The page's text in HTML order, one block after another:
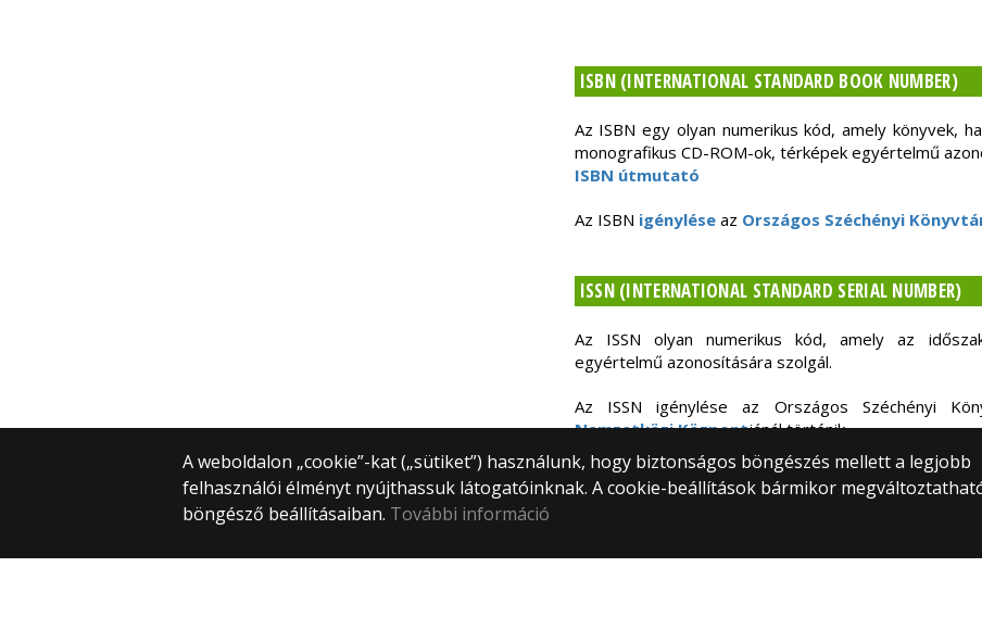
ISBN (INTERNATIONAL STANDARD BOOK NUMBER)
Az ISBN egy olyan numerikus kód, amely könyvek,
monografikus CD-ROM-ok, térképek egyértelmű
ISBN útmutató
Az ISBN igényléseaz Országos Széchényi
ISSN (INTERNATIONAL STANDARD SERIAL NUMBER)
Az ISSN olyan numerikus kód, amely az
egyértelmű azonosítására szolgál.
Az ISSN igénylése az Országos Széchényi
Nemzetközi Központjánál történik.
A weboldalon „cookie”-kat („sütiket”) használunk, hogy biztonságos böngészés mellett a legjobb
felhasználói élményt nyújthassuk látogatóinknak. A cookie-beállítások bármikor
böngésző beállításaiban. További információ